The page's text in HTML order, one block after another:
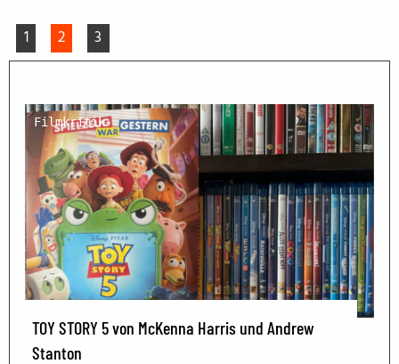
1 2 3
Filmkritik
TOY STORY 5 von McKenna Harris und Andrew
Stanton